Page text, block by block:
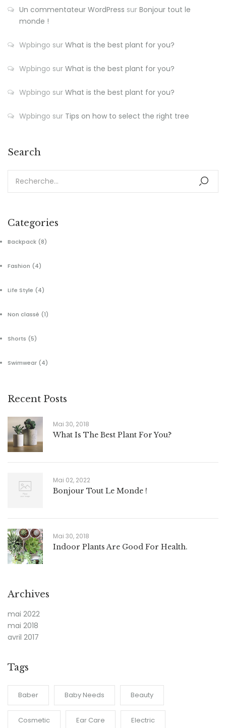
Un commentateur WordPress sur Bonjour tout le
monde !
Wpbingo sur What is the best plant for you?
Wpbingo sur What is the best plant for you?
Wpbingo sur What is the best plant for you?
Wpbingo sur Tips on how to select the right tree
Search
Categories
Backpack (8)
Fashion (4)
Life Style (4)
Non classé (1)
Shorts (5)
Swimwear (4)
Recent Posts
Mai 30, 2018
What Is The Best Plant For You?
Mai 02, 2022
Bonjour Tout Le Monde !
Mai 30, 2018
Indoor Plants Are Good For Health.
Archives
mai 2022
mai 2018
avril 2017
Tags
Baber Baby Needs Beauty
Cosmetic Ear Care Electric